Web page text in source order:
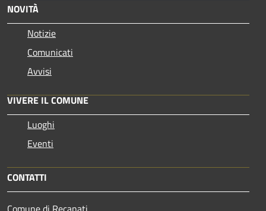
NOVITÀ
Notizie
Comunicati
Avvisi
VIVERE IL COMUNE
Luoghi
Eventi
CONTATTI